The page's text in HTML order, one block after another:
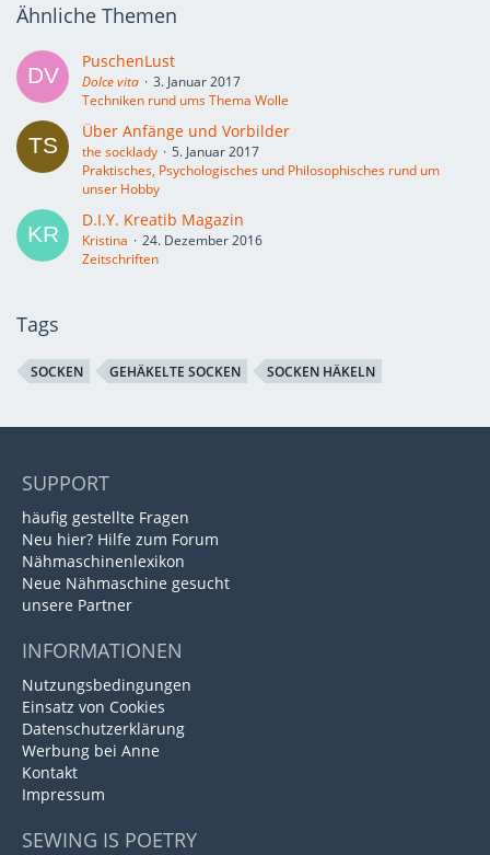
Ähnliche Themen
PuschenLust
Dolce vita
3. Januar 2017
Techniken rund ums Thema Wolle
Über Anfänge und Vorbilder
the socklady
5. Januar 2017
Praktisches, Psychologisches und Philosophisches rund um
unser Hobby
D.I.Y. Kreatib Magazin
Kristina
24. Dezember 2016
Zeitschriften
Tags
SOCKEN GEHÄKELTE SOCKEN SOCKEN HÄKELN
SUPPORT
häufig gestellte Fragen
Neu hier? Hilfe zum Forum
Nähmaschinenlexikon
Neue Nähmaschine gesucht
unsere Partner
INFORMATIONEN
Nutzungsbedingungen
Einsatz von Cookies
Datenschutzerklärung
Werbung bei Anne
Kontakt
Impressum
SEWING IS POETRY